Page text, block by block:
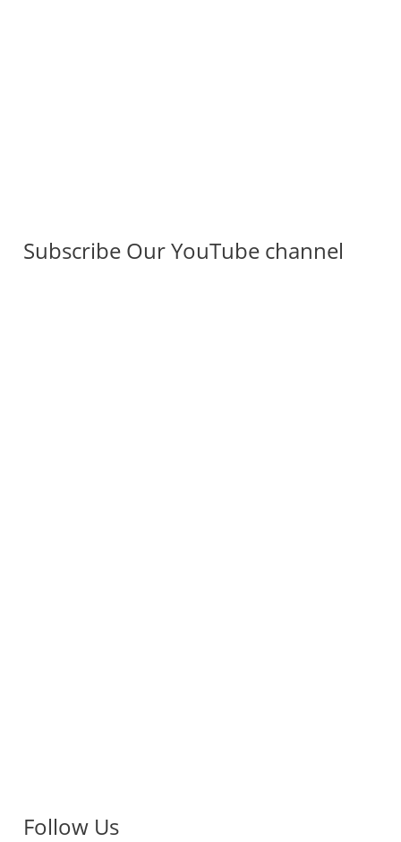
Subscribe Our YouTube channel
Follow Us